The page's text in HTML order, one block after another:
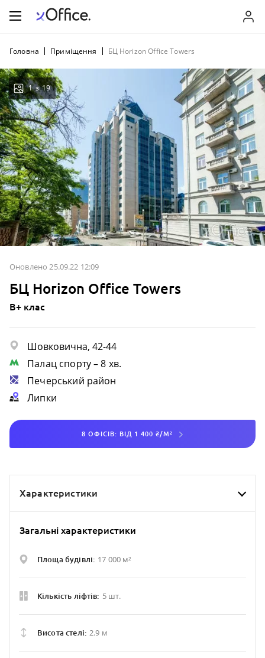
Головна Приміщення БЦ Horizon Office Towers
Оновлено 25.09.22 12:09
БЦ Horizon Office Towers
B+ клас
Шовковична, 42-44
Палац спорту– 8 хв.
Печерський район
Липки
8 ОФІСІВ: ВІД 1 400 ₴/М²
1 з 19
Характеристики
Загальні характеристики
Площа будівлі: 17 000 м²
Кількість ліфтів: 5 шт.
Висота стелі: 2.9 м